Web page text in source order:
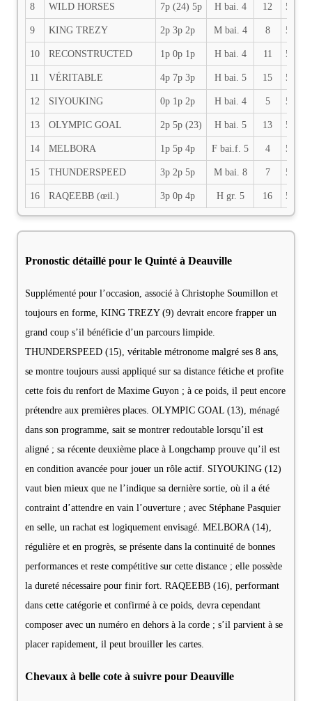
8 WILD HORSES 7p (24) 5p H bai. 4 12 58
9 KING TREZY 2p 3p 2p M bai. 4 8 57.5
10 RECONSTRUCTED 1p 0p 1p H bai. 4 11 57.5
11 VÉRITABLE 4p 7p 3p H bai. 5 15 57
12 SIYOUKING 0p 1p 2p H bai. 4 5 56.5
13 OLYMPIC GOAL 2p 5p (23) H bai. 5 13 56.5
14 MELBORA 1p 5p 4p F bai.f. 5 4 56
15 THUNDERSPEED 3p 2p 5p M bai. 8 7 56
16 RAQEEBB (œil.) 3p 0p 4p H gr. 5 16 56
Pronostic détaillé pour le Quinté à Deauville
Supplémenté pour l’occasion, associé à Christophe Soumillon et
toujours en forme, KING TREZY (9) devrait encore frapper un
grand coup s’il bénéficie d’un parcours limpide.
THUNDERSPEED (15), véritable métronome malgré ses 8 ans,
se montre toujours aussi appliqué sur sa distance fétiche et profite
cette fois du renfort de Maxime Guyon ; à ce poids, il peut encore
prétendre aux premières places. OLYMPIC GOAL (13), ménagé
dans son programme, sait se montrer redoutable lorsqu’il est
aligné ; sa récente deuxième place à Longchamp prouve qu’il est
en condition avancée pour jouer un rôle actif. SIYOUKING (12)
vaut bien mieux que ne l’indique sa dernière sortie, où il a été
contraint d’attendre en vain l’ouverture ; avec Stéphane Pasquier
en selle, un rachat est logiquement envisagé. MELBORA (14),
régulière et en progrès, se présente dans la continuité de bonnes
performances et reste compétitive sur cette distance ; elle possède
la dureté nécessaire pour finir fort. RAQEEBB (16), performant
dans cette catégorie et confirmé à ce poids, devra cependant
composer avec un numéro en dehors à la corde ; s’il parvient à se
placer rapidement, il peut brouiller les cartes.
Chevaux à belle cote à suivre pour Deauville